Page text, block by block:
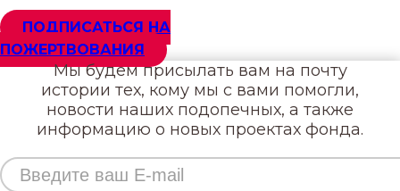
ПОДПИСАТЬСЯ НА
ПОЖЕРТВОВАНИЯ
Мы будем присылать вам на почту
истории тех, кому мы с вами помогли,
новости наших подопечных, а также
информацию о новых проектах фонда.